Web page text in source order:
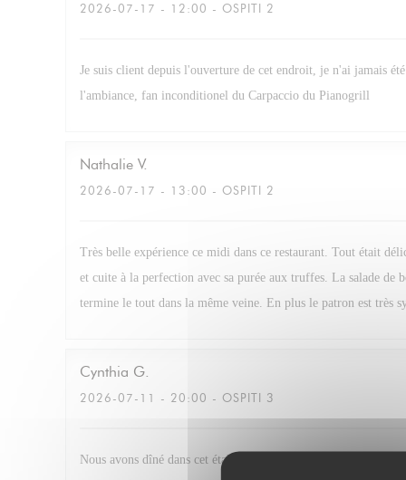
2026-07-17 - 12:00 - OSPITI 2
Je suis client depuis l'ouverture de cet endroit, je n'ai jamais
l'ambiance, fan inconditionel du Carpaccio du Pianogrill
Nathalie V
2026-07-17 - 13:00 - OSPITI 2
Très belle expérience ce midi dans ce restaurant. Tout était
et cuite à la perfection avec sa purée aux truffes. La salade de
termine le tout dans la même veine. En plus le patron est très
Cynthia G
2026-07-11 - 20:00 - OSPITI 3
Nous avons dîné dans cet établissement. Et nous avons